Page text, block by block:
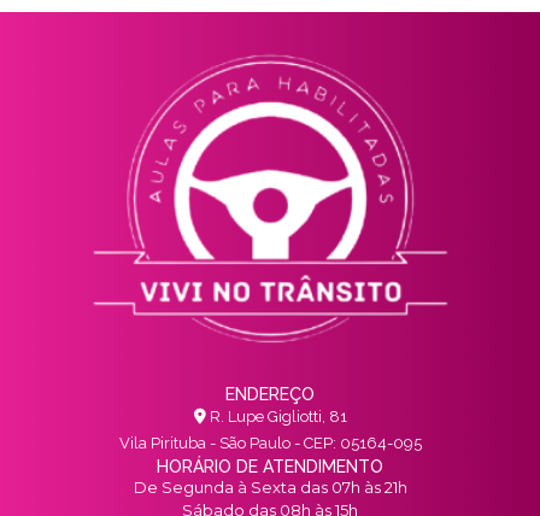
ENDEREÇO
R. Lupe Gigliotti, 81
Vila Pirituba - São Paulo - CEP: 05164-095
HORÁRIO DE ATENDIMENTO
De Segunda à Sexta das 07h às 21h
Sábado das 08h às 15h